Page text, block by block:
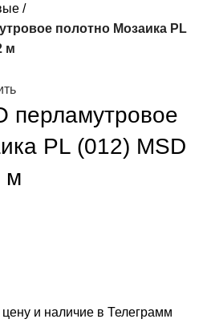
полотно Мозаика PL
м
перламутровое
PL (012) MSD
м